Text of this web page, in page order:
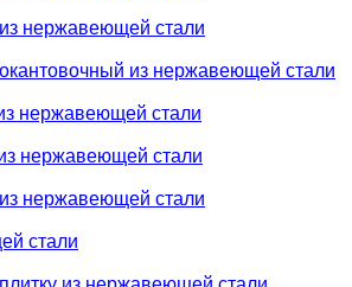
нержавеющей стали
из нержавеющей стали
нержавеющей стали
нержавеющей стали
нержавеющей стали
стали